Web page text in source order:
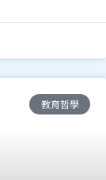
教育哲學